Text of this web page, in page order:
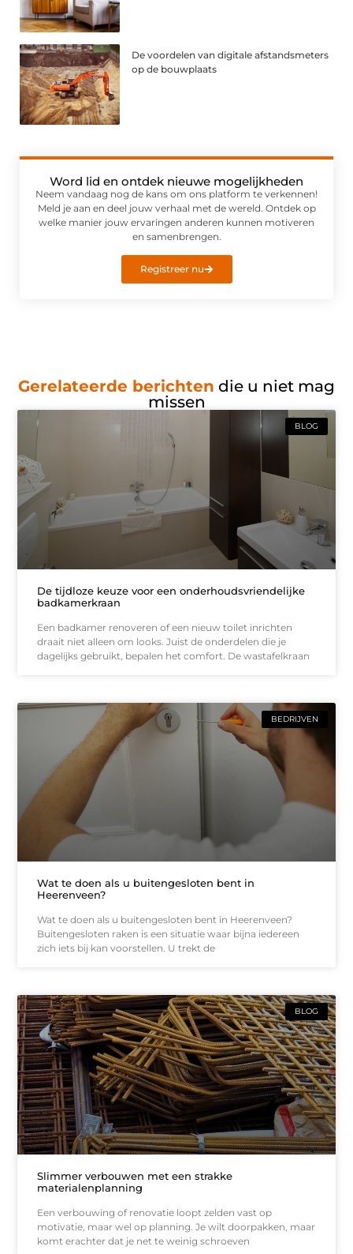
De voordelen van digitale afstandsmeters
op de bouwplaats
Word lid en ontdek nieuwe mogelijkheden
Neem vandaag nog de kans om ons platform te verkennen!
Meld je aan en deel jouw verhaal met de wereld. Ontdek op
welke manier jouw ervaringen anderen kunnen motiveren
en samenbrengen.
Registreer nu
Gerelateerde berichten die u niet mag
missen
BLOG
De tijdloze keuze voor een onderhoudsvriendelijke
badkamerkraan
Een badkamer renoveren of een nieuw toilet inrichten
draait niet alleen om looks. Juist de onderdelen die je
dagelijks gebruikt, bepalen het comfort. De wastafelkraan
BEDRIJVEN
Wat te doen als u buitengesloten bent in
Heerenveen?
Wat te doen als u buitengesloten bent in Heerenveen?
Buitengesloten raken is een situatie waar bijna iedereen
zich iets bij kan voorstellen. U trekt de
BLOG
Slimmer verbouwen met een strakke
materialenplanning
Een verbouwing of renovatie loopt zelden vast op
motivatie, maar wel op planning. Je wilt doorpakken, maar
komt erachter dat je net te weinig schroeven